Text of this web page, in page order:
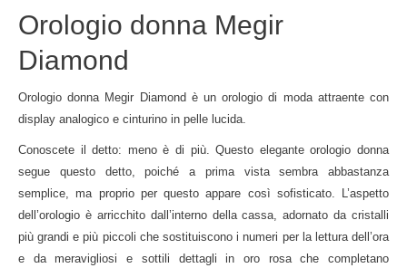
Orologio donna Megir
Diamond
Orologio donna Megir Diamond è un orologio di moda attraente con
display analogico e cinturino in pelle lucida.
Conoscete il detto: meno è di più. Questo elegante orologio donna
segue questo detto, poiché a prima vista sembra abbastanza
semplice, ma proprio per questo appare così sofisticato. L’aspetto
dell’orologio è arricchito dall’interno della cassa, adornato da cristalli
più grandi e più piccoli che sostituiscono i numeri per la lettura dell’ora
e da meravigliosi e sottili dettagli in oro rosa che completano